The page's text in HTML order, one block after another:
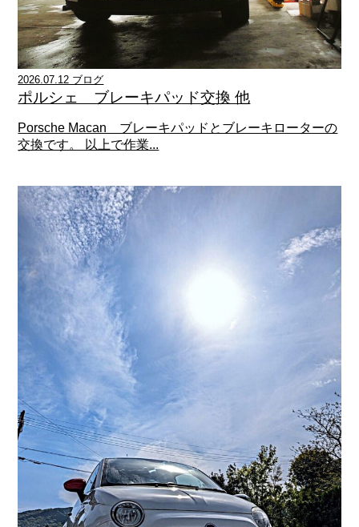
2026.07.12 ブログ
ポルシェ ブレーキパッド交換 他
Porsche Macan ブレーキパッドとブレーキローターの
交換です。 以上で作業...